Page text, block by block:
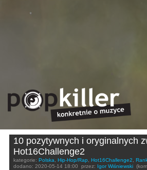
10 pozytywnych i oryginalnych
Hot16Challenge2
kategorie: Polska, Hip-Hop/Rap, Hot16Challenge2,
dodano: 2020-05-14 18:00 przez: Igor Wiśniewski